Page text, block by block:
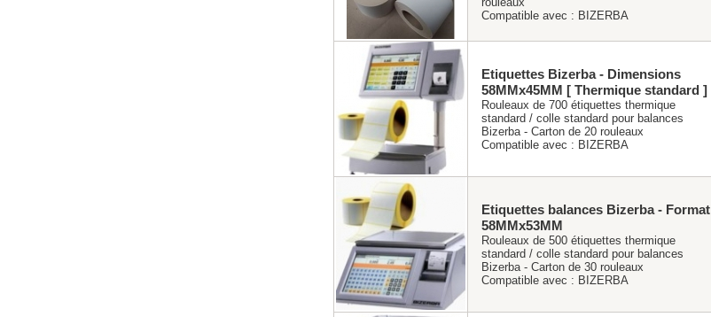
Compatible avec : BIZERBA
Etiquettes Bizerba - Dimensions
58MMx45MM [ Thermique standard ]
Rouleaux de 700 étiquettes thermique
standard / colle standard pour balances
Bizerba - Carton de 20 rouleaux
Compatible avec : BIZERBA
Etiquettes balances Bizerba - Format
58MMx53MM
Rouleaux de 500 étiquettes thermique
standard / colle standard pour balances
Bizerba - Carton de 30 rouleaux
Compatible avec : BIZERBA